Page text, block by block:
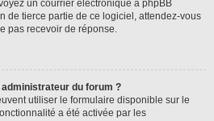
un courrier électronique à phpBB
de tierce partie de ce logiciel, attendez-vous
pas recevoir de réponse.
du forum ?
utiliser le formulaire disponible sur le
a été activée par les